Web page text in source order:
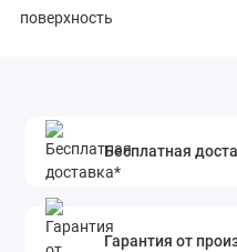
поверхность
Бесплатная
Гарантия от